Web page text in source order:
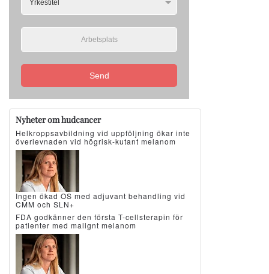
Send
Nyheter om hudcancer
Helkroppsavbildning vid uppföljning ökar inte
överlevnaden vid högrisk-kutant melanom
Ingen ökad OS med adjuvant behandling vid
CMM och SLN+
FDA godkänner den första T-cellsterapin för
patienter med malignt melanom